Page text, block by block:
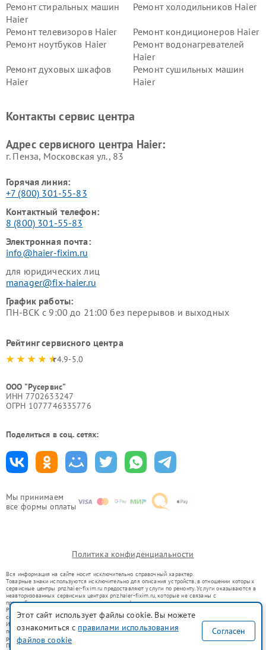
Мы принимаем
все формы оплаты
Ремонт стиральных машин
Haier
Ремонт холодильников Haier
Ремонт телевизоров Haier
Ремонт кондиционеров Haier
Ремонт ноутбуков Haier
Ремонт водонагревателей
Haier
Ремонт духовых шкафов
Haier
Ремонт сушильных машин
Haier
Ремонт роботов-пылесосов
Ремонт посудомоечных
Контакты сервис центра
Адрес сервисного центра Haier:
г. Пенза, Московская ул., 83
Горячая линия:
+7 (800) 301-55-83
Контактный телефон:
8 (800) 301-55-83
Электронная почта:
info@haier-fixim.ru
для юридических лиц
manager@fix-haier.ru
График работы:
ПН-ВСК с 9:00 до 21:00 без перерывов и выходных
Рейтинг сервисного центра
4.9-5.0
ООО "Русервис"
ИНН 7702633247
ОГРН 1077746335776
Поделиться в соц. сетях:
Политика конфиденциальности
Вся информация на сайте носит исключительно справочный характер.
Товарные знаки используются исключительно для описания устройств, в отношении которых
сервисные центры pnz.haier-fixim.ru предоставляют услуги по ремонту. Услуги оказываются в
неавторизованных сервисных центрах pnz.haier-fixim.ru, которые не связаны с
правообладателями товарных знаков или их официальными представителями.
Ремонт осуществляется для устройств, уже введенных в гражданский оборот в соответствии
со статьей 1487 ГК РФ.
Использование товарных знаков не преследует цели индивидуализации услуг или введения
потребителей в заблуждение, а служит для информирования о предоставляемых услугах по
ремонту техники указанных брендов.
Представленная на сайте информация не является публичной офертой, определяемой
Этот сайт использует файлы cookie. Вы можете
ознакомиться с правилами использования
файлов cookie
Согласен